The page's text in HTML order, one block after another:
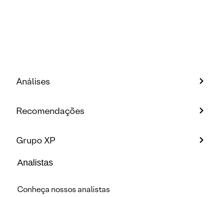
Análises
Recomendações
Grupo XP
Analistas
Conheça nossos analistas